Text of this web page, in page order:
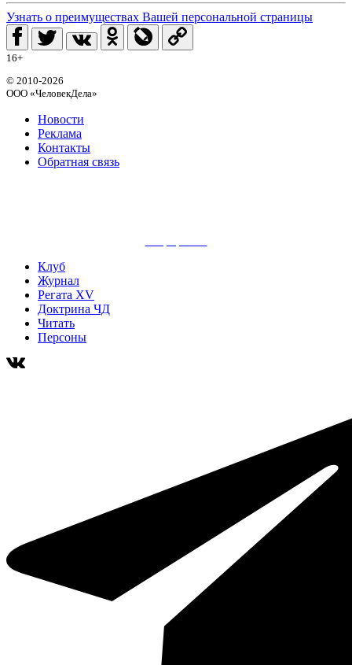
Узнать о преимуществах Вашей персональной страницы
16+
© 2010-2026
ООО «ЧеловекДела»
Новости
Реклама
Контакты
Обратная связь
Клуб
Журнал
Регата XV
Доктрина ЧД
Читать
Персоны